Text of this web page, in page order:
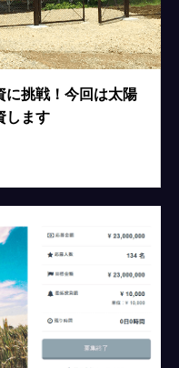
に挑戦！今回は太陽
します